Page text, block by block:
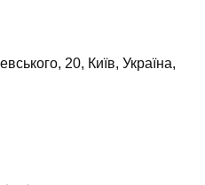
20, Київ, Україна,